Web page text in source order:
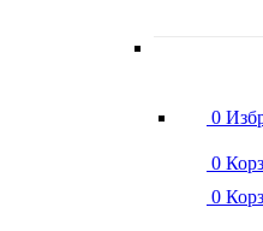
0
0
0